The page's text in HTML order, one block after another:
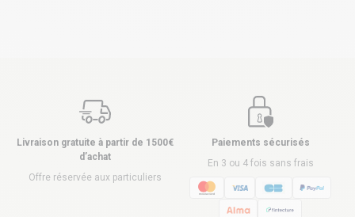
Livraison gratuite à partir de 1500€
d’achat
Offre réservée aux particuliers
Paiements sécurisés
En 3 ou 4 fois sans frais